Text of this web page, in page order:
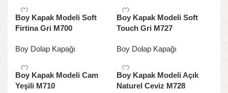
Boy Kapak Modeli Soft
Firtina Gri M700
Boy Dolap Kapağı
Boy Kapak Modeli Soft
Touch Gri M727
Boy Dolap Kapağı
Boy Kapak Modeli Cam
Yeşili M710
Boy Kapak Modeli Açık
Naturel Ceviz M728